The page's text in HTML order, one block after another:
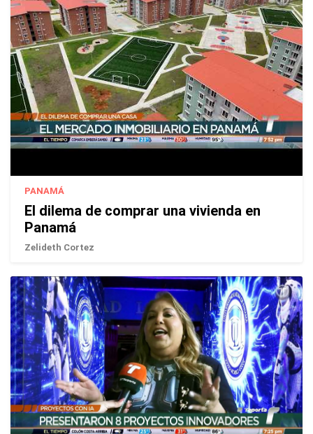
PANAMÁ
El dilema de comprar una vivienda en
Panamá
Zelideth Cortez